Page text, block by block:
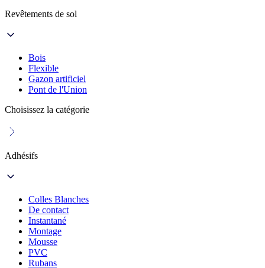
Revêtements de sol
Bois
Flexible
Gazon artificiel
Pont de l'Union
Choisissez la catégorie
Adhésifs
Colles Blanches
De contact
Instantané
Montage
Mousse
PVC
Rubans